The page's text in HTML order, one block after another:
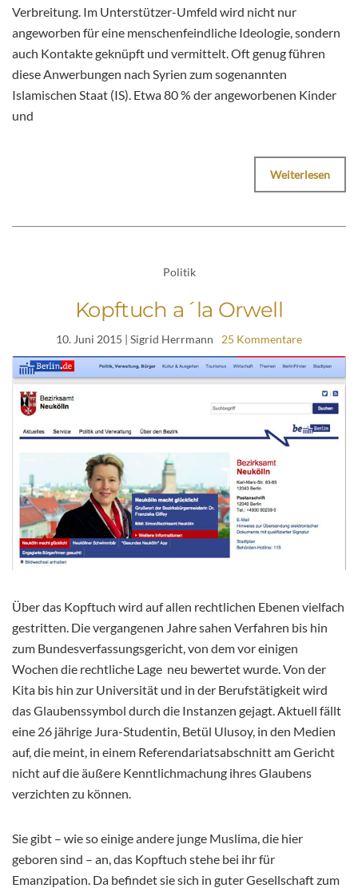
Verbreitung. Im Unterstützer-Umfeld wird nicht nur
angeworben für eine menschenfeindliche Ideologie, sondern
auch Kontakte geknüpft und vermittelt. Oft genug führen
diese Anwerbungen nach Syrien zum sogenannten
Islamischen Staat (IS). Etwa 80 % der angeworbenen Kinder
und
Weiterlesen
Politik
Kopftuch a´la Orwell
10. Juni 2015 | Sigrid Herrmann 25 Kommentare
Über das Kopftuch wird auf allen rechtlichen Ebenen vielfach
gestritten. Die vergangenen Jahre sahen Verfahren bis hin
zum Bundesverfassungsgericht, von dem vor einigen
Wochen die rechtliche Lage neu bewertet wurde. Von der
Kita bis hin zur Universität und in der Berufstätigkeit wird
das Glaubenssymbol durch die Instanzen gejagt. Aktuell fällt
eine 26 jährige Jura-Studentin, Betül Ulusoy, in den Medien
auf, die meint, in einem Referendariatsabschnitt am Gericht
nicht auf die äußere Kenntlichmachung ihres Glaubens
verzichten zu können.
Sie gibt – wie so einige andere junge Muslima, die hier
geboren sind – an, das Kopftuch stehe bei ihr für
Emanzipation. Da befindet sie sich in guter Gesellschaft zum